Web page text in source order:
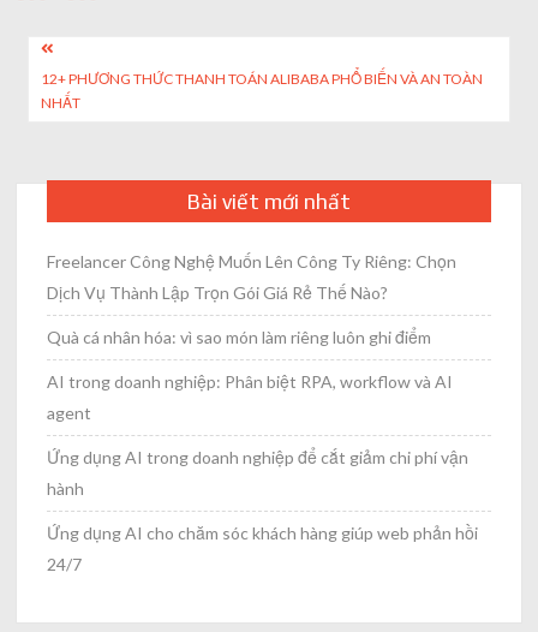
Post
navigation
12+ PHƯƠNG THỨC THANH TOÁN ALIBABA PHỔ BIẾN VÀ AN TOÀN
NHẤT
Bài viết mới nhất
Freelancer Công Nghệ Muốn Lên Công Ty Riêng: Chọn
Dịch Vụ Thành Lập Trọn Gói Giá Rẻ Thế Nào?
Quà cá nhân hóa: vì sao món làm riêng luôn ghi điểm
AI trong doanh nghiệp: Phân biệt RPA, workflow và AI
agent
Ứng dụng AI trong doanh nghiệp để cắt giảm chi phí vận
hành
Ứng dụng AI cho chăm sóc khách hàng giúp web phản hồi
24/7